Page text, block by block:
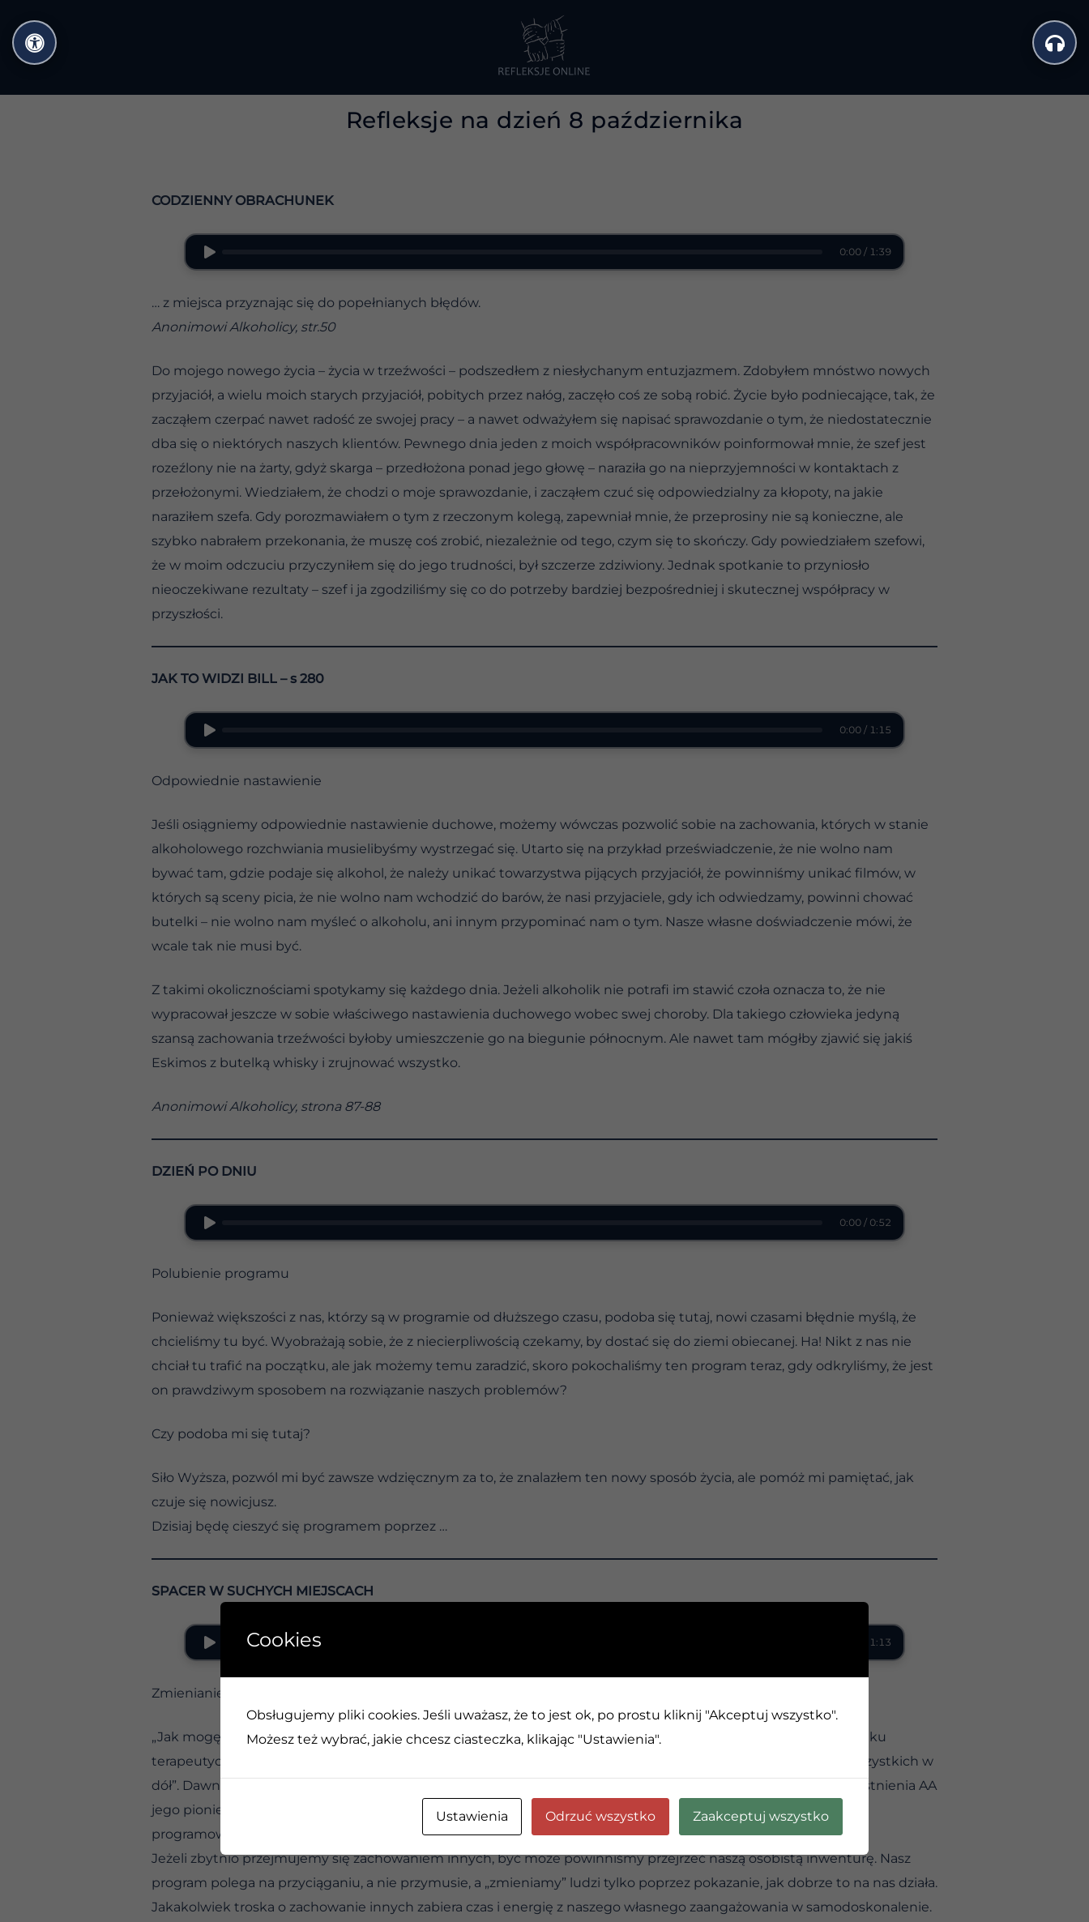
do
treści
Refleksje na dzień 8 października
CODZIENNY OBRACHUNEK
0:00 / 1:39
… z miejsca przyznając się do popełnianych błędów.
Anonimowi Alkoholicy, str.50
Do mojego nowego życia – życia w trzeźwości – podszedłem z niesłychanym entuzjazmem. Zdobyłem mnóstwo nowych
przyjaciół, a wielu moich starych przyjaciół, pobitych przez nałóg, zaczęło coś ze sobą robić. Życie było podniecające, tak, że
zacząłem czerpać nawet radość ze swojej pracy – a nawet odważyłem się napisać sprawozdanie o tym, że niedostatecznie
dba się o niektórych naszych klientów. Pewnego dnia jeden z moich współpracowników poinformował mnie, że szef jest
rozeźlony nie na żarty, gdyż skarga – przedłożona ponad jego głowę – naraziła go na nieprzyjemności w kontaktach z
przełożonymi. Wiedziałem, że chodzi o moje sprawozdanie, i zacząłem czuć się odpowiedzialny za kłopoty, na jakie
naraziłem szefa. Gdy porozmawiałem o tym z rzeczonym kolegą, zapewniał mnie, że przeprosiny nie są konieczne, ale
szybko nabrałem przekonania, że muszę coś zrobić, niezależnie od tego, czym się to skończy. Gdy powiedziałem szefowi,
że w moim odczuciu przyczyniłem się do jego trudności, był szczerze zdziwiony. Jednak spotkanie to przyniosło
nieoczekiwane rezultaty – szef i ja zgodziliśmy się co do potrzeby bardziej bezpośredniej i skutecznej współpracy w
przyszłości.
JAK TO WIDZI BILL – s 280
0:00 / 1:15
Odpowiednie nastawienie
Jeśli osiągniemy odpowiednie nastawienie duchowe, możemy wówczas pozwolić sobie na zachowania, których w stanie
alkoholowego rozchwiania musielibyśmy wystrzegać się. Utarto się na przykład przeświadczenie, że nie wolno nam
bywać tam, gdzie podaje się alkohol, że należy unikać towarzystwa pijących przyjaciół, że powinniśmy unikać filmów, w
których są sceny picia, że nie wolno nam wchodzić do barów, że nasi przyjaciele, gdy ich odwiedzamy, powinni chować
butelki – nie wolno nam myśleć o alkoholu, ani innym przypominać nam o tym. Nasze własne doświadczenie mówi, że
wcale tak nie musi być.
Z takimi okolicznościami spotykamy się każdego dnia. Jeżeli alkoholik nie potrafi im stawić czoła oznacza to, że nie
wypracował jeszcze w sobie właściwego nastawienia duchowego wobec swej choroby. Dla takiego człowieka jedyną
szansą zachowania trzeźwości byłoby umieszczenie go na biegunie północnym. Ale nawet tam mógłby zjawić się jakiś
Eskimos z butelką whisky i zrujnować wszystko.
Anonimowi Alkoholicy, strona 87-88
DZIEŃ PO DNIU
0:00 / 0:52
Polubienie programu
Ponieważ większości z nas, którzy są w programie od dłuższego czasu, podoba się tutaj, nowi czasami błędnie myślą, że
chcieliśmy tu być. Wyobrażają sobie, że z niecierpliwością czekamy, by dostać się do ziemi obiecanej. Ha! Nikt z nas nie
chciał tu trafić na początku, ale jak możemy temu zaradzić, skoro pokochaliśmy ten program teraz, gdy odkryliśmy, że jest
on prawdziwym sposobem na rozwiązanie naszych problemów?
Czy podoba mi się tutaj?
Siło Wyższa, pozwól mi być zawsze wdzięcznym za to, że znalazłem ten nowy sposób życia, ale pomóż mi pamiętać, jak
czuje się nowicjusz.
Dzisiaj będę cieszyć się programem poprzez …
SPACER W SUCHYCH MIEJSCACH
0:00 / 1:13
Zmienianie innych ludzi – Relacje z innymi.
„Jak mogę sprawić, by ta osoba zaakceptowała program?”. Słyszymy to często, na przykład, gdy pacjent w ośrodku
terapeutycznym narzeka na inną osobę, która jest tak negatywnie nastawiona do programu, że „ciągnie nas wszystkich w
dół”. Dawno temu odkryliśmy, że nie mamy mocy, by zmieniać lub manipulować innymi. Na samym początku istnienia AA
jego pionierzy nauczyli się, jak zachować trzeźwość i spokój, nawet gdy inni buntowali się i zwracali przeciwko
programowi. Nauczyli się, że negatywni ludzie nie mogą nas pociągnąć w dół, chyba że im na to pozwolimy.
Jeżeli zbytnio przejmujemy się zachowaniem innych, być może powinniśmy przejrzeć naszą osobistą inwenturę. Nasz
program polega na przyciąganiu, a nie przymusie, a „zmieniamy” ludzi tylko poprzez pokazanie, jak dobrze to na nas działa.
Jakakolwiek troska o zachowanie innych zabiera czas i energię z naszego własnego zaangażowania w samodoskonalenie.
Cookies
Obsługujemy pliki cookies. Jeśli uważasz, że to jest ok, po prostu kliknij "Akceptuj wszystko".
Możesz też wybrać, jakie chcesz ciasteczka, klikając "Ustawienia".
Ustawienia Odrzuć wszystko Zaakceptuj wszystko